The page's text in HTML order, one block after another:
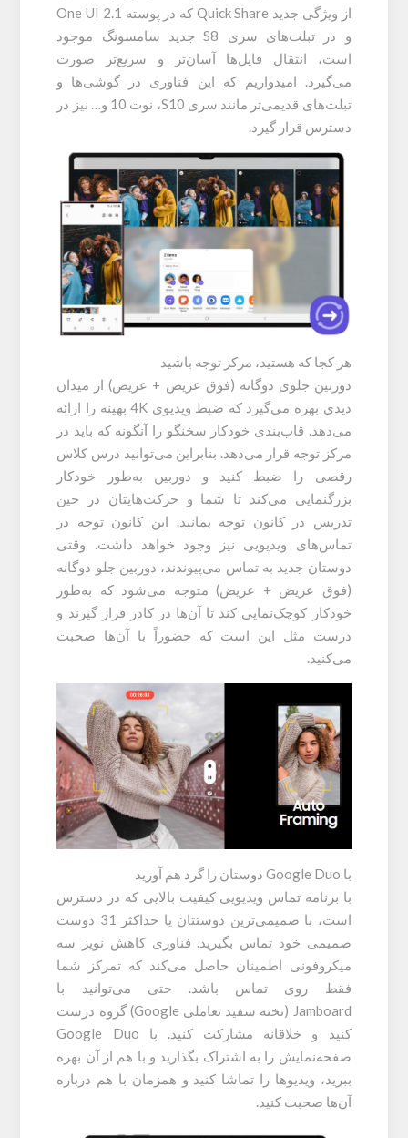
از ویژگی جدید Quick Share که در پوسته One UI 2.1
و در تبلت‌های سری S8 جدید سامسونگ موجود
است، انتقال فایل‌ها آسان‌تر و سریع‌تر صورت
می‌گیرد. امیدواریم که این فناوری در گوشی‌ها و
تبلت‌های قدیمی‌تر مانند سری S10، نوت 10 و… نیز در
دسترس قرار گیرد.
هر کجا که هستید، مرکز توجه باشید
دوربین جلوی دوگانه (فوق عریض + عریض) از میدان
دیدی بهره می‌گیرد که ضبط ویدیوی 4K بهینه را ارائه
می‌دهد. قاب‌بندی خودکار سخنگو را آنگونه که باید در
مرکز توجه قرار می‌دهد. بنابراین می‌توانید درس کلاس
رقصی را ضبط کنید و دوربین به‌طور خودکار
بزرگنمایی می‌کند تا شما و حرکت‌هایتان در حین
تدریس در کانون توجه بمانید. این کانون توجه در
تماس‌های ویدیویی نیز وجود خواهد داشت. وقتی
دوستان جدید به تماس می‌پیوندند، دوربین جلو دوگانه
(فوق عریض + عریض) متوجه می‌شود که به‌طور
خودکار کوچک‌نمایی کند تا آن‌ها در کادر قرار گیرند و
درست مثل این است که حضوراً با آن‌ها صحبت
می‌کنید.
با Google Duo دوستان را گرد هم آورید
با برنامه تماس ویدیویی کیفیت بالایی که در دسترس
است، با صمیمی‌ترین دوستتان یا حداکثر 31 دوست
صمیمی خود تماس بگیرید. فناوری کاهش نویز سه
میکروفونی اطمینان حاصل می‌کند که تمرکز شما
فقط روی تماس باشد. حتی می‌توانید با
Jamboard (تخته سفید تعاملی Google) گروه درست
کنید و خلاقانه مشارکت کنید. با Google Duo
صفحه‌نمایش را به اشتراک بگذارید و با هم از آن بهره
ببرید، ویدیوها را تماشا کنید و همزمان با هم درباره
آن‌ها صحبت کنید.